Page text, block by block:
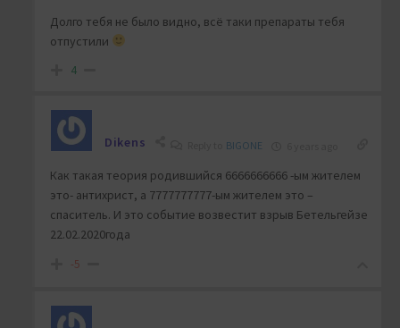
Долго тебя не было видно, всё таки препараты тебя
отпустили
4
Dikens BIGONE
Как такая теория родившийся 6666666666 -ым жителем
это- антихрист, а 7777777777-ым жителем это –
спаситель. И это событие возвестит взрыв Бетельгейзе
22.02.2020года
-5